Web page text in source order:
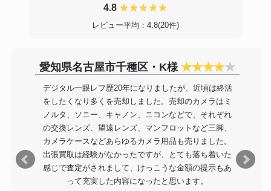
4.8
レビュー平均：4.8(20件)
愛知県名古屋市千種区・K様
デジタル一眼レフ歴20年になりましたが、近頃は終活
をしたくなり多くを売却しました。売却のカメラはミ
ノルタ、ソニー、キャノン、ニコンなどで、それぞれ
の交換レンズ、望遠レンズ、マンフロットなど三脚、
カメラケースなどあらゆるカメラ用品も売りました。
出張買取は経験がなかったですが、とても落ち着いた
感じで査定がされまして、けっこうな金額の提示もあ
って充実した内容になったと思います。